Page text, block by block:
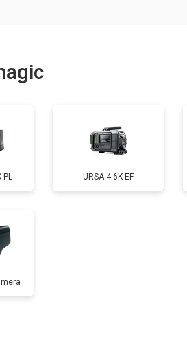
от 100 мин
от 80 мин
PL URSA 4.6K EF